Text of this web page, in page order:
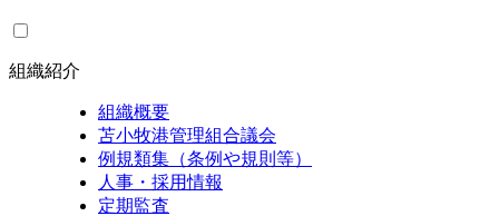
組織紹介
組織概要
苫小牧港管理組合議会
例規類集（条例や規則等）
人事・採用情報
定期監査